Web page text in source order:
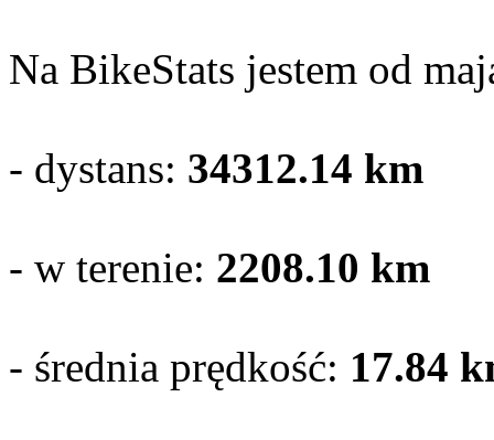
Na BikeStats jestem od
- dystans: 34312.14 km
- w terenie: 2208.10 km
- średnia prędkość: 17.84